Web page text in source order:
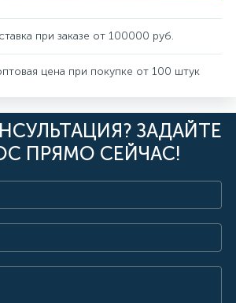
при заказе от 100000 руб.
цена при покупке от 100 штук
ЗАДАЙТЕ
ПРЯМО СЕЙЧАС!